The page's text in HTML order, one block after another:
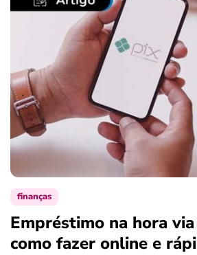
finanças
Empréstimo na hora
como fazer online e